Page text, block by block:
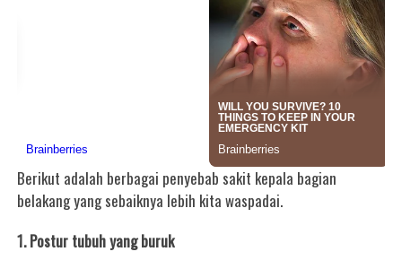
Berikut adalah berbagai penyebab sakit kepala bagian
belakang yang sebaiknya lebih kita waspadai.
1. Postur tubuh yang buruk